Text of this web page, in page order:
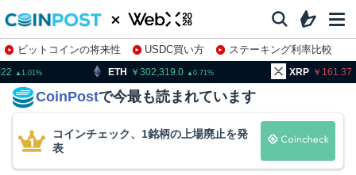
ビットコインの将来性 USDC買い方
ステーキング利率比較
株特集・関連銘柄
302,319.0 XRP 161.37
CoinPostで今最も読まれています
コインチェック、1銘柄の上場廃止を発
表